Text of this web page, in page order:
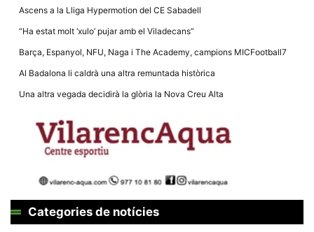
Ascens a la Lliga Hypermotion del CE Sabadell
“Ha estat molt ‘xulo’ pujar amb el Viladecans”
Barça, Espanyol, NFU, Naga i The Academy, campions MICFootball7
Al Badalona li caldrà una altra remuntada històrica
Una altra vegada decidirà la glòria la Nova Creu Alta
Categories de notícies
En compartir
interessos i
mentre
nostre lloc
la possibilitat
de mirar
només
contingut